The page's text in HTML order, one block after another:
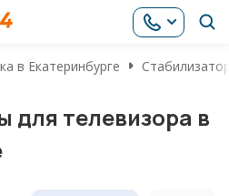
в Екатеринбурге
для телевизора в